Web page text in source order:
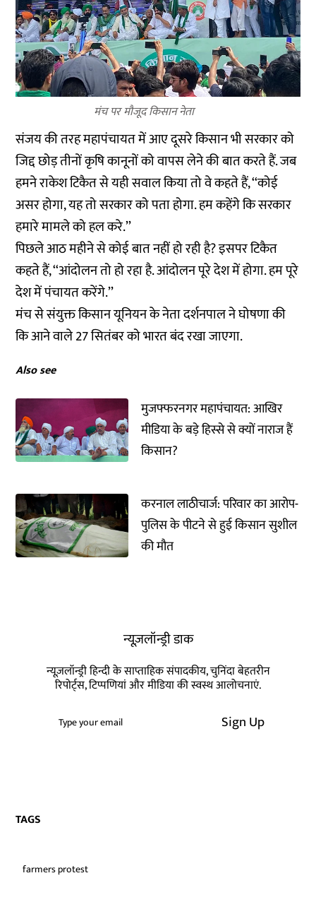
मंच पर मौजूद किसान नेता
संजय की तरह महापंचायत में आए दूसरे किसान भी सरकार को
जिद्द छोड़ तीनों कृषि कानूनों को वापस लेने की बात करते हैं. जब
हमने राकेश टिकैत से यही सवाल किया तो वे कहते हैं, ‘‘कोई
असर होगा, यह तो सरकार को पता होगा. हम कहेंगे कि सरकार
हमारे मामले को हल करे.’’
पिछले आठ महीने से कोई बात नहीं हो रही है? इसपर टिकैत
कहते हैं, ‘‘आंदोलन तो हो रहा है. आंदोलन पूरे देश में होगा. हम पूरे
देश में पंचायत करेंगे.’’
मंच से संयुक्त किसान यूनियन के नेता दर्शनपाल ने घोषणा की
कि आने वाले 27 सितंबर को भारत बंद रखा जाएगा.
Also see
मुजफ्फरनगर महापंचायत: आखिर
मीडिया के बड़े हिस्से से क्यों नाराज हैं
किसान?
करनाल लाठीचार्ज: परिवार का आरोप-
पुलिस के पीटने से हुई किसान सुशील
की मौत
न्यूज़लॉन्ड्री डाक
न्यूज़लॉन्ड्री हिन्दी के साप्ताहिक संपादकीय, चुनिंदा बेहतरीन
रिपोर्ट्स, टिप्पणियां और मीडिया की स्वस्थ आलोचनाएं.
Sign Up
TAGS
farmers protest